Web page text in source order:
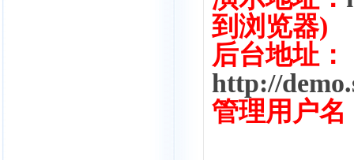
到浏览器)
后台地址：
http://
管理用户